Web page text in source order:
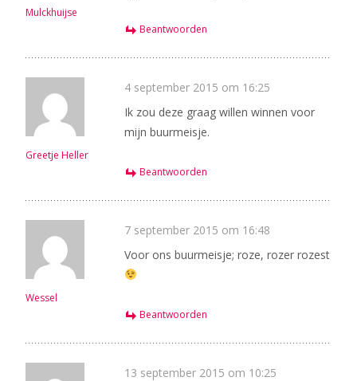
Mulckhuijse
Beantwoorden
Greetje Heller
4 september 2015 om 16:25
Ik zou deze graag willen winnen voor
mijn buurmeisje.
Beantwoorden
Wessel
7 september 2015 om 16:48
Voor ons buurmeisje; roze, rozer rozest
Beantwoorden
13 september 2015 om 10:25